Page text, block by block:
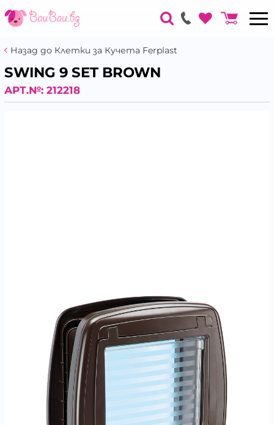
Назад до Клетки за Кучета Ferplast
SWING 9 SET BROWN
АРТ.№: 212218